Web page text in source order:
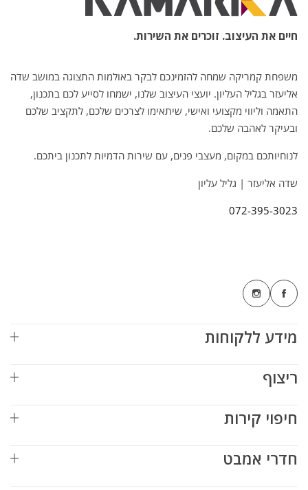
חיים את העיצוב. זוכרים את השירות.
משפחת קמריקה שמחה להזמינכם לבקר באולמות התצוגה במושב שדה
אליעזר בגליל העליון. יועצי העיצוב שלנו, ישמחו לסייע לכם בתכנון,
התאמה וליווי מקצועי ואישי, שיתאימו לצרכים שלכם, לתקציב שלכם
ובעיקר לאהבה שלכם.
לנוחיותכם במקום, מעצבי פנים, עם שירות הדמיות לתכנון ביתכם.
שדה אליעזר | גליל עליון
072-395-3023
מידע ללקוחות
ריצוף
חיפוי קירות
חדרי אמבט